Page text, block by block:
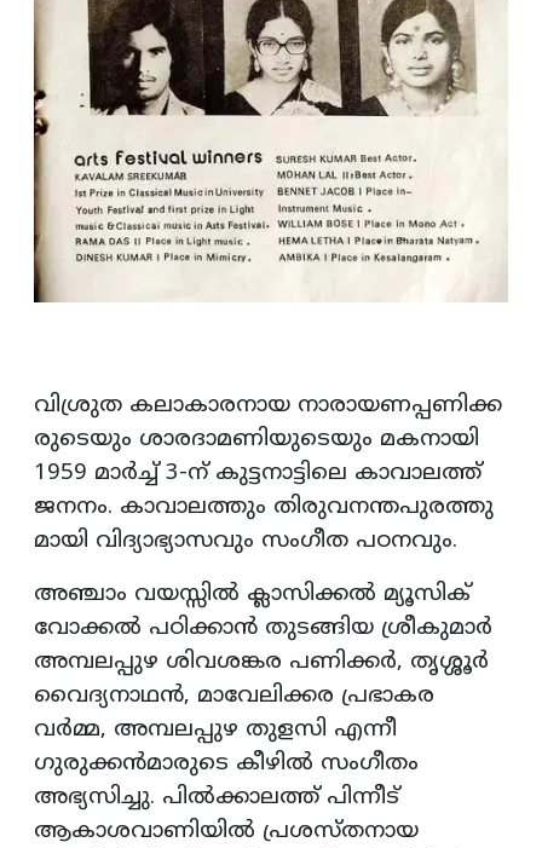
വിശ്രുത കലാകാരനായ നാരായണപ്പണിക്ക
രുടെയും ശാരദാമണിയുടെയും മകനായി
1959 മാർച്ച് 3-ന് കുട്ടനാട്ടിലെ കാവാലത്ത്
ജനനം. കാവാലത്തും തിരുവനന്തപുരത്തു
മായി വിദ്യാഭ്യാസവും സംഗീത പഠനവും.
അഞ്ചാം വയസ്സിൽ ക്ലാസിക്കൽ മ്യൂസിക്
വോക്കൽ പഠിക്കാൻ തുടങ്ങിയ ശ്രീകുമാർ
അമ്പലപ്പുഴ ശിവശങ്കര പണിക്കർ, തൃശ്ശൂർ
വൈദ്യനാഥൻ, മാവേലിക്കര പ്രഭാകര
വർമ്മ, അമ്പലപ്പുഴ തുളസി എന്നീ
ഗുരുക്കൻമാരുടെ കീഴിൽ സംഗീതം
അഭ്യസിച്ചു. പിൽക്കാലത്ത് പിന്നീട്
ആകാശവാണിയിൽ പ്രശസ്തനായ